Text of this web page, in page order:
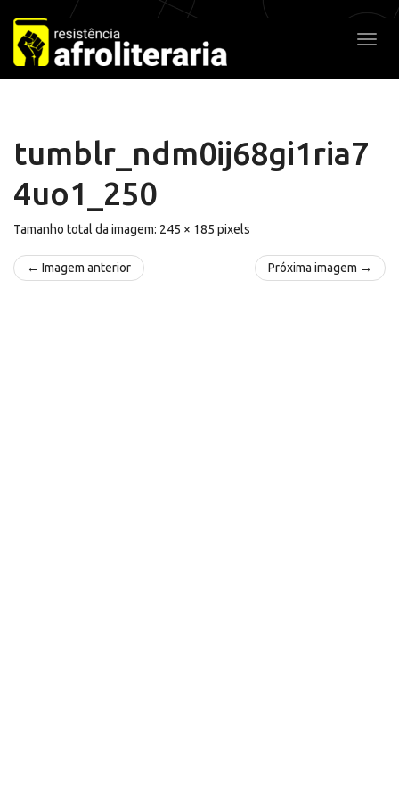
Pular
para
o
conteúdo
tumblr_ndm0ij68gi1ria7
4uo1_250
Tamanho total da imagem: 245 × 185 pixels
← Imagem anterior Próxima imagem →